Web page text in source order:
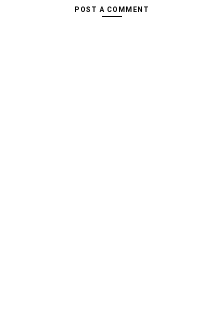
POST A COMMENT